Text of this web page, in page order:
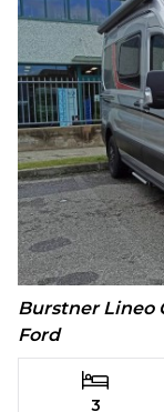
Burstner Lineo
Ford
3